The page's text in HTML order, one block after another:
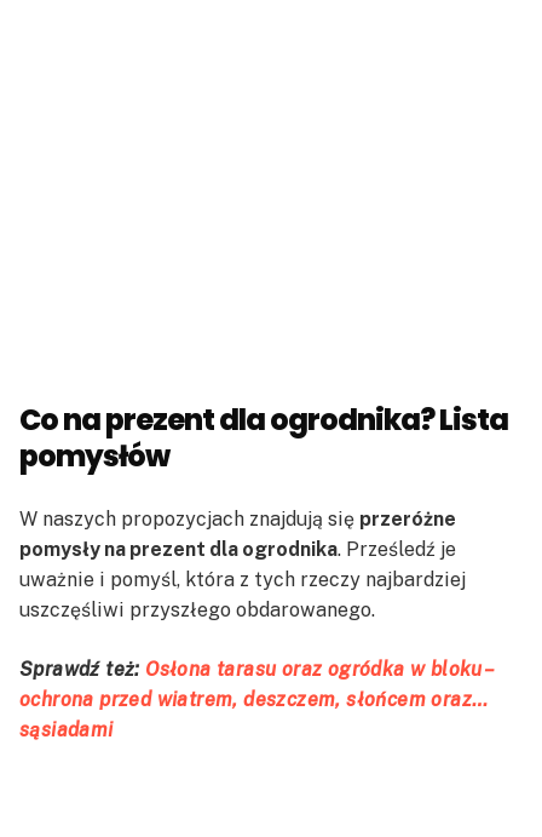
Co na prezent dla ogrodnika? Lista
pomysłów
W naszych propozycjach znajdują się przeróżne
pomysły na prezent dla ogrodnika. Prześledź je
uważnie i pomyśl, która z tych rzeczy najbardziej
uszczęśliwi przyszłego obdarowanego.
Sprawdź też: Osłona tarasu oraz ogródka w bloku –
ochrona przed wiatrem, deszczem, słońcem oraz…
sąsiadami